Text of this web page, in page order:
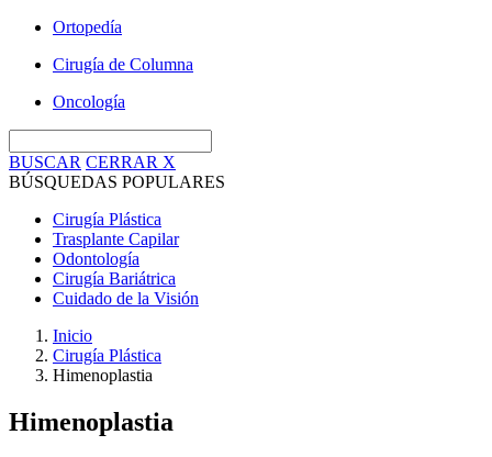
Ortopedía
Cirugía de Columna
Oncología
BUSCAR CERRAR X
BÚSQUEDAS POPULARES
Cirugía Plástica
Trasplante Capilar
Odontología
Cirugía Bariátrica
Cuidado de la Visión
Inicio
Cirugía Plástica
Himenoplastia
Himenoplastia